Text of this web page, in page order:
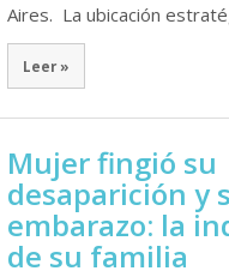
Aires. La ubicación
Leer »
Mujer fingió su
desaparición y
embarazo: la
de su familia